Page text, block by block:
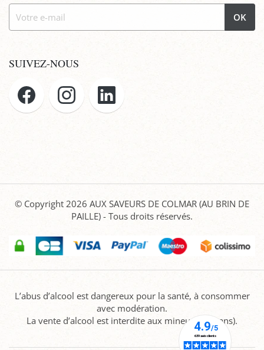
OK
SUIVEZ-NOUS
© Copyright 2026 AUX SAVEURS DE COLMAR (AU BRIN DE
PAILLE) - Tous droits réservés.
L’abus d’alcool est dangereux pour la santé, à consommer
avec modération.
La vente d’alcool est interdite aux mineurs (-18 ans).